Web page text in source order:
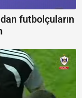
futbolçuların